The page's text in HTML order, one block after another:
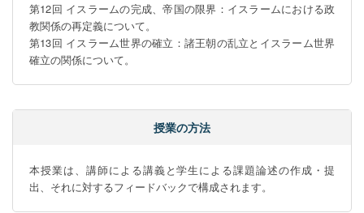
第12回 イスラームの完成、帝国の限界：イスラームにおける政
教関係の再定義について。
第13回 イスラーム世界の確立：諸王朝の乱立とイスラーム世界
確立の関係について。
授業の方法
本授業は、講師による講義と学生による課題論述の作成・提
出、それに対するフィードバックで構成されます。